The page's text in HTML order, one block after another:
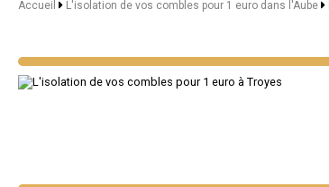
Accueil L'isolation de vos combles pour 1 euro dans l'Aube